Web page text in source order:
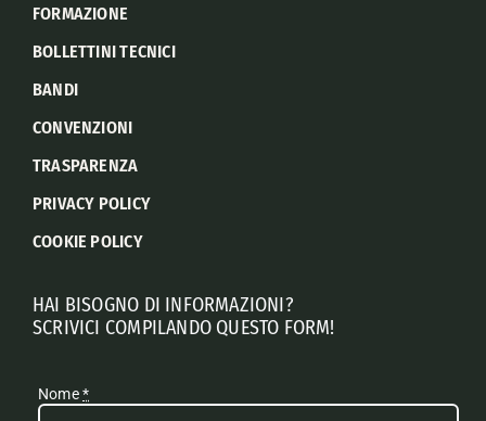
FORMAZIONE
BOLLETTINI TECNICI
BANDI
CONVENZIONI
TRASPARENZA
PRIVACY POLICY
COOKIE POLICY
HAI BISOGNO DI INFORMAZIONI?
SCRIVICI COMPILANDO QUESTO FORM!
Nome*